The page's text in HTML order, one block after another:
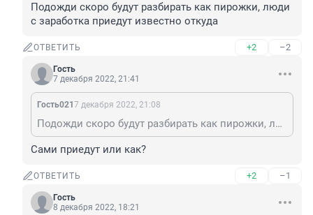
Подожди скоро будут разбирать как пирожки, люди
с заработка приедут известно откуда
ОТВЕТИТЬ +2 –2
Гость
7 декабря 2022, 21:41
Гость021 7 декабря 2022, 21:08
Подожди скоро будут разбирать как пирожки, люди с заработка приедут известно откуда
Сами приедут или как?
ОТВЕТИТЬ +2 –1
Гость
8 декабря 2022, 18:21